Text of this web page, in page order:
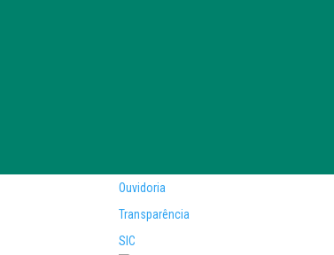
Ouvidoria
Transparência
SIC